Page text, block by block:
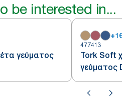
be interested in...
γεύματος
+16
477413
Tork Soft
γεύματος